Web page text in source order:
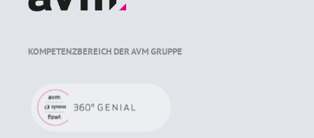
KOMPETENZBEREICH DER AVM GRUPPE